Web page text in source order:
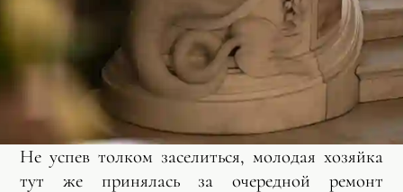
Не успев толком заселиться, молодая хозяйка
тут же принялась за очередной ремонт